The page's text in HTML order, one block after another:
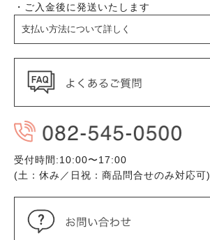
・ご入金後に発送いたします
支払い方法について詳しく
受付時間:10:00〜17:00
(土：休み／日祝：商品問合せのみ対応可)